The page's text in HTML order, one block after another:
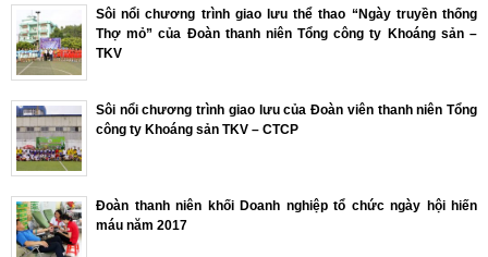
Sôi nổi chương trình giao lưu thể thao “Ngày truyền thống
Thợ mỏ” của Đoàn thanh niên Tổng công ty Khoáng sản –
TKV
Sôi nổi chương trình giao lưu của Đoàn viên thanh niên Tổng
công ty Khoáng sản TKV – CTCP
Đoàn thanh niên khối Doanh nghiệp tổ chức ngày hội hiến
máu năm 2017